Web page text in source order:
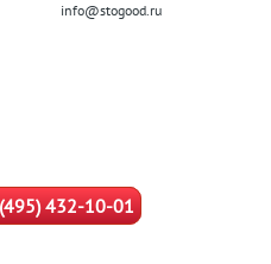
info@stogood.ru
432-10-01